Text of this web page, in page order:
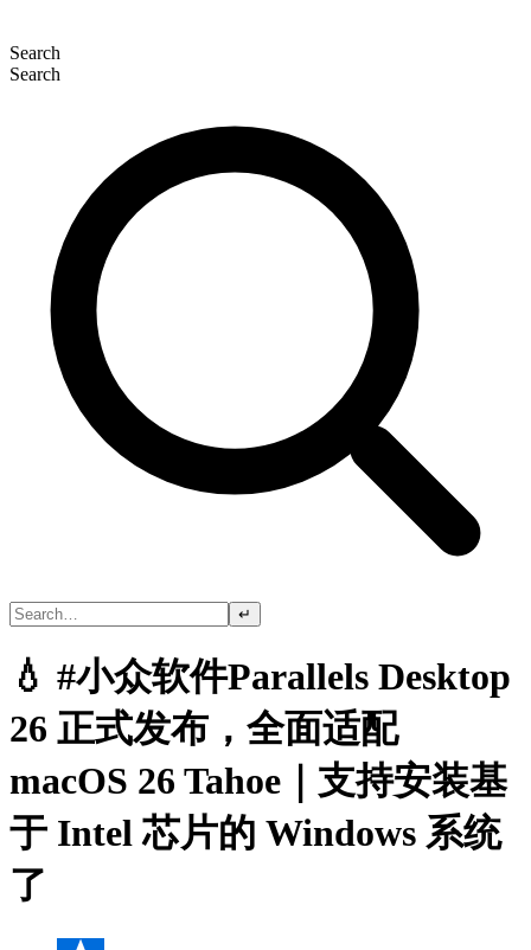
Search
Search
↵
💧 #小众软件Parallels Desktop
26 正式发布，全面适配
macOS 26 Tahoe｜支持安装基
于 Intel 芯片的 Windows 系统
了